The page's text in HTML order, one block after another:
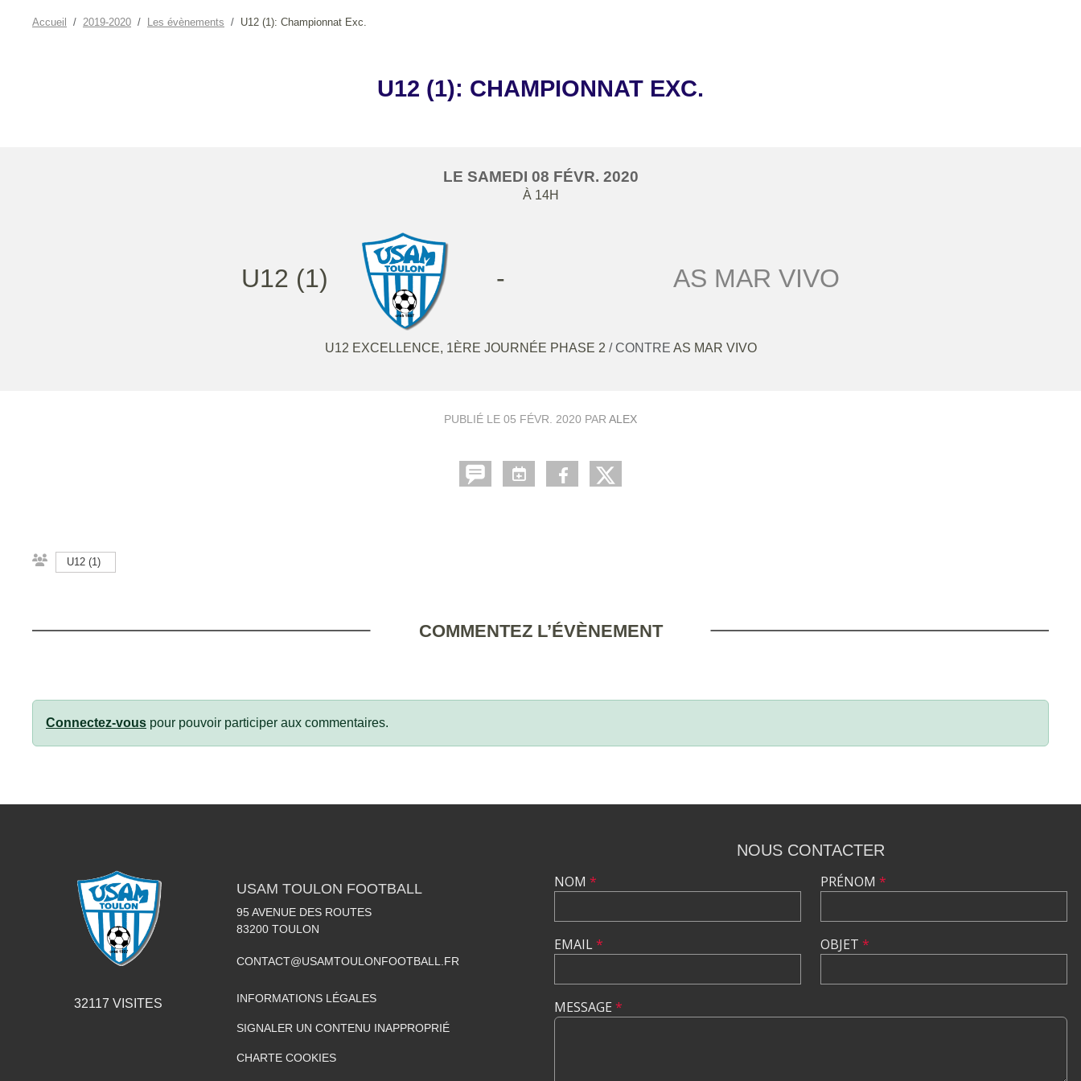
Accueil 2019-2020 Les évènements U12 (1): Championnat Exc.
U12 (1): CHAMPIONNAT EXC.
LE SAMEDI 08 FÉVR. 2020
À 14H
U12 (1) - AS MAR VIVO
U12 EXCELLENCE, 1ÈRE JOURNÉE PHASE 2 / CONTRE AS MAR VIVO
PUBLIÉ LE 05 FÉVR. 2020 PAR ALEX
U12 (1)
COMMENTEZ L’ÉVÈNEMENT
Connectez-vous pour pouvoir participer aux commentaires.
32117 VISITES
USAM TOULON FOOTBALL
95 AVENUE DES ROUTES
83200 TOULON
CONTACT@USAMTOULONFOOTBALL.FR
INFORMATIONS LÉGALES
SIGNALER UN CONTENU INAPPROPRIÉ
CHARTE COOKIES
NOUS CONTACTER
NOM *
EMAIL*
PRÉNOM *
OBJET *
MESSAGE *